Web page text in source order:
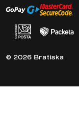
© 2026 Bratiska